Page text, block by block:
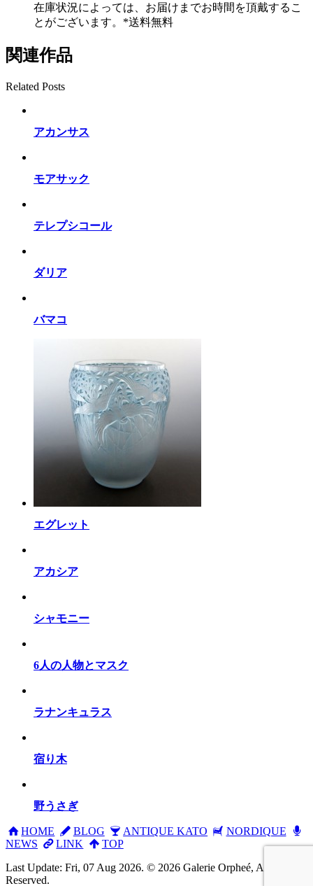
在庫状況によっては、お届けまでお時間を頂戴するこ
とがございます。*送料無料
関連作品
Related Posts
アカンサス
モアサック
テレプシコール
ダリア
バマコ
エグレット
アカシア
シャモニー
6人の人物とマスク
ラナンキュラス
宿り木
野うさぎ
HOME BLOG ANTIQUE KATO
NORDIQUE
NEWS
LINK
TOP
Last Update: Fri, 07 Aug 2026. © 2026 Galerie Orpheé, All rights
Reserved.